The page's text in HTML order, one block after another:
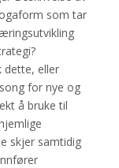
som tar
dette, eller
for nye og
å bruke til
skjer samtidig